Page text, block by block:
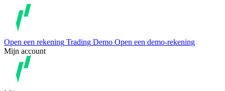
Open een rekening Trading Demo Open een demo-rekening
Mijn account